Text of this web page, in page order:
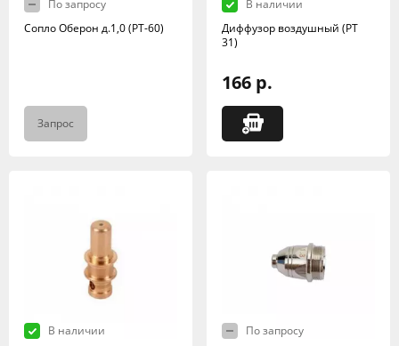
По запросу
Сопло Оберон д.1,0 (РТ-60)
Запрос
В наличии
Диффузор воздушный (РТ
31)
166 р.
В наличии
По запросу